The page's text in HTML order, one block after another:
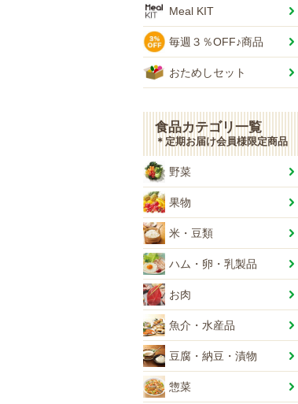
Meal KIT
毎週３％OFF♪商品
おためしセット
食品カテゴリ一覧
＊定期お届け会員様限定商品
野菜
果物
米・豆類
ハム・卵・乳製品
お肉
魚介・水産品
豆腐・納豆・漬物
惣菜